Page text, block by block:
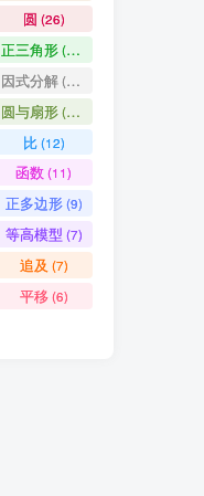
圆 (26)
正三角形(19)
因式分解(15)
圆与扇形(13)
比(12)
函数(11)
正多边形(9)
等高模型 (7)
追及 (7)
平移(6)